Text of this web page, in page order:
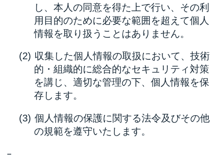
し、本人の同意を得た上で行い、その利
用目的のために必要な範囲を超えて個人
情報を取り扱うことはありません。
収集した個人情報の取扱において、技術
的・組織的に総合的なセキュリティ対策
を講じ、適切な管理の下、個人情報を保
存します。
個人情報の保護に関する法令及びその他
の規範を遵守いたします。